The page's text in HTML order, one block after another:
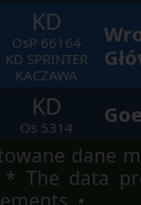
KD
OsP 66164
KD SPRINTER
KACZAWA
KD
Os 5314
dane
* The data